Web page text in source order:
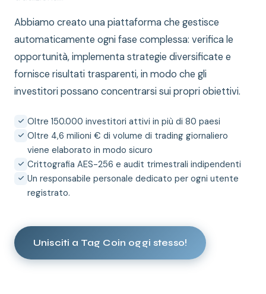
Abbiamo creato una piattaforma che gestisce
automaticamente ogni fase complessa: verifica le
opportunità, implementa strategie diversificate e
fornisce risultati trasparenti, in modo che gli
investitori possano concentrarsi sui propri obiettivi.
Oltre 150.000 investitori attivi in più di 80 paesi
Oltre 4,6 milioni € di volume di trading giornaliero
viene elaborato in modo sicuro
Crittografia AES-256 e audit trimestrali indipendenti
Un responsabile personale dedicato per ogni utente
registrato.
Unisciti a Tag Coin oggi stesso!